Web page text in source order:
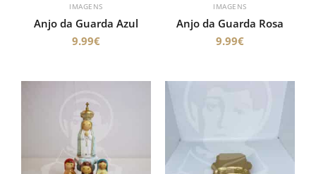
IMAGENS
Anjo da Guarda Azul
9.99€
IMAGENS
Anjo da Guarda Rosa
9.99€